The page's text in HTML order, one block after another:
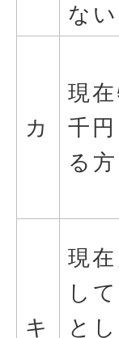
な
カ
現
千
る方
キ
現
し
と